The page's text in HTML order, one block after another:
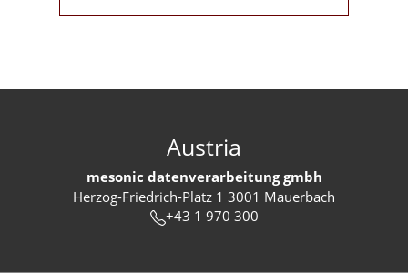
Austria
mesonic datenverarbeitung gmbh
Herzog-Friedrich-Platz 1 3001 Mauerbach
+43 1 970 300